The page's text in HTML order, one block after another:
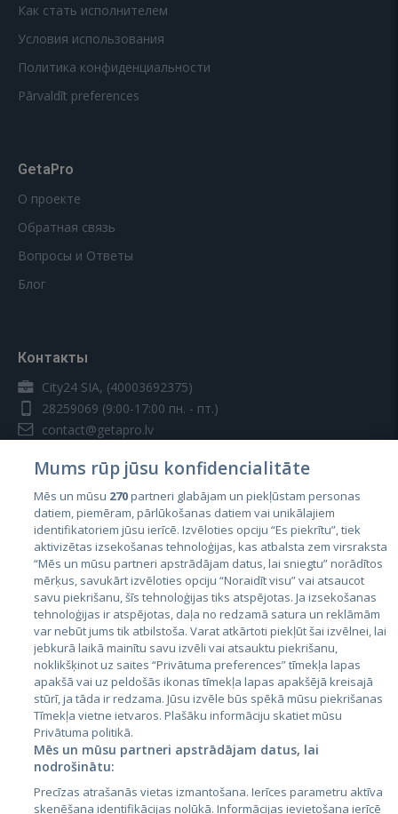
Как стать исполнителем
Условия использования
Политика конфиденциальности
Pārvaldīt preferences
GetaPro
О проекте
Обратная связь
Вопросы и Ответы
Блог
Контакты
City24 SIA, (40003692375)
28259069 (9:00-17:00 пн. - пт.)
contact@getapro.lv
Страны
Эстония
Латвия
Литва
City24.lv
City24.ee
CVbankas.lt
Kainos.lt
Mums rūp jūsu konfidencialitāte
Mēs un mūsu 270partneri glabājam un piekļūstam personas
datiem, piemēram, pārlūkošanas datiem vai unikālajiem
identifikatoriem jūsu ierīcē. Izvēloties opciju “Es piekrītu”, tiek
aktivizētas izsekošanas tehnoloģijas, kas atbalsta zem virsraksta
“Mēs un mūsu partneri apstrādājam datus, lai sniegtu” norādītos
mērķus, savukārt izvēloties opciju “Noraidīt visu” vai atsaucot
savu piekrišanu, šīs tehnoloģijas tiks atspējotas. Ja izsekošanas
tehnoloģijas ir atspējotas, daļa no redzamā satura un reklāmām
var nebūt jums tik atbilstoša. Varat atkārtoti piekļūt šai izvēlnei, lai
jebkurā laikā mainītu savu izvēli vai atsauktu piekrišanu,
noklikšķinot uz saites “Privātuma preferences” tīmekļa lapas
apakšā vai uz peldošās ikonas tīmekļa lapas apakšējā kreisajā
stūrī, ja tāda ir redzama. Jūsu izvēle būs spēkā mūsu piekrišanas
Tīmekļa vietne ietvaros. Plašāku informāciju skatiet mūsu
Privātuma politikā.
Mēs un mūsu partneri apstrādājam datus, lai
nodrošinātu:
Precīzas atrašanās vietas izmantošana. Ierīces parametru aktīva
skenēšana identifikācijas nolūkā. Informācijas ievietošana ierīcē